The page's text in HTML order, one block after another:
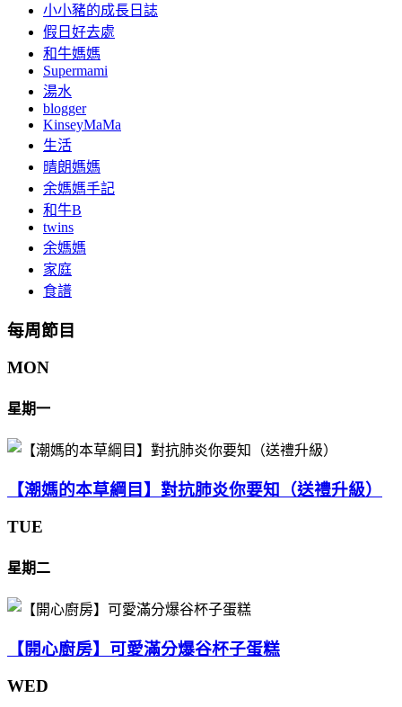
小小豬的成長日誌
假日好去處
和牛媽媽
Supermami
湯水
blogger
KinseyMaMa
生活
晴朗媽媽
余媽媽手記
和牛B
twins
余媽媽
家庭
食譜
每周節目
MON
星期一
【潮媽的本草綱目】對抗肺炎你要知（送禮升級）
TUE
星期二
【開心廚房】可愛滿分爆谷杯子蛋糕
WED